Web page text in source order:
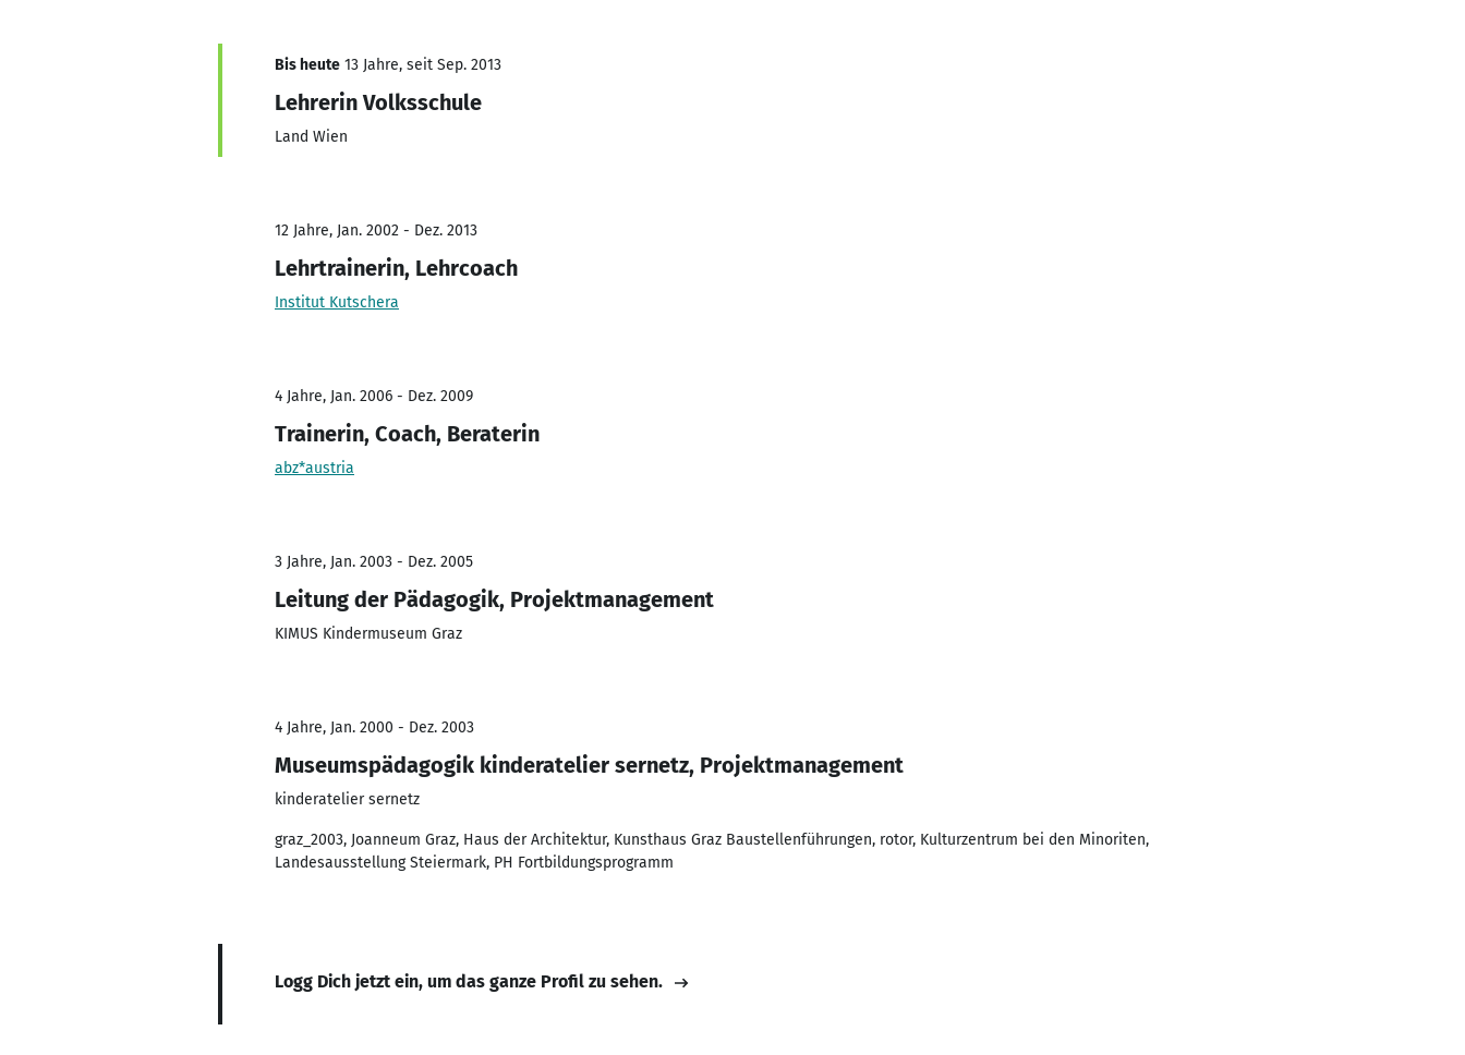
Bis heute 13 Jahre, seit Sep. 2013
Lehrerin Volksschule
Land Wien
12 Jahre, Jan. 2002 - Dez. 2013
Lehrtrainerin, Lehrcoach
Institut Kutschera
4 Jahre, Jan. 2006 - Dez. 2009
Trainerin, Coach, Beraterin
abz*austria
3 Jahre, Jan. 2003 - Dez. 2005
Leitung der Pädagogik, Projektmanagement
KIMUS Kindermuseum Graz
4 Jahre, Jan. 2000 - Dez. 2003
Museumspädagogik kinderatelier sernetz, Projektmanagement
kinderatelier sernetz
graz_2003, Joanneum Graz, Haus der Architektur, Kunsthaus Graz Baustellenführungen, rotor, Kulturzentrum bei den Minoriten,
Landesausstellung Steiermark, PH Fortbildungsprogramm
Logg Dich jetzt ein, um das ganze Profil zu sehen.